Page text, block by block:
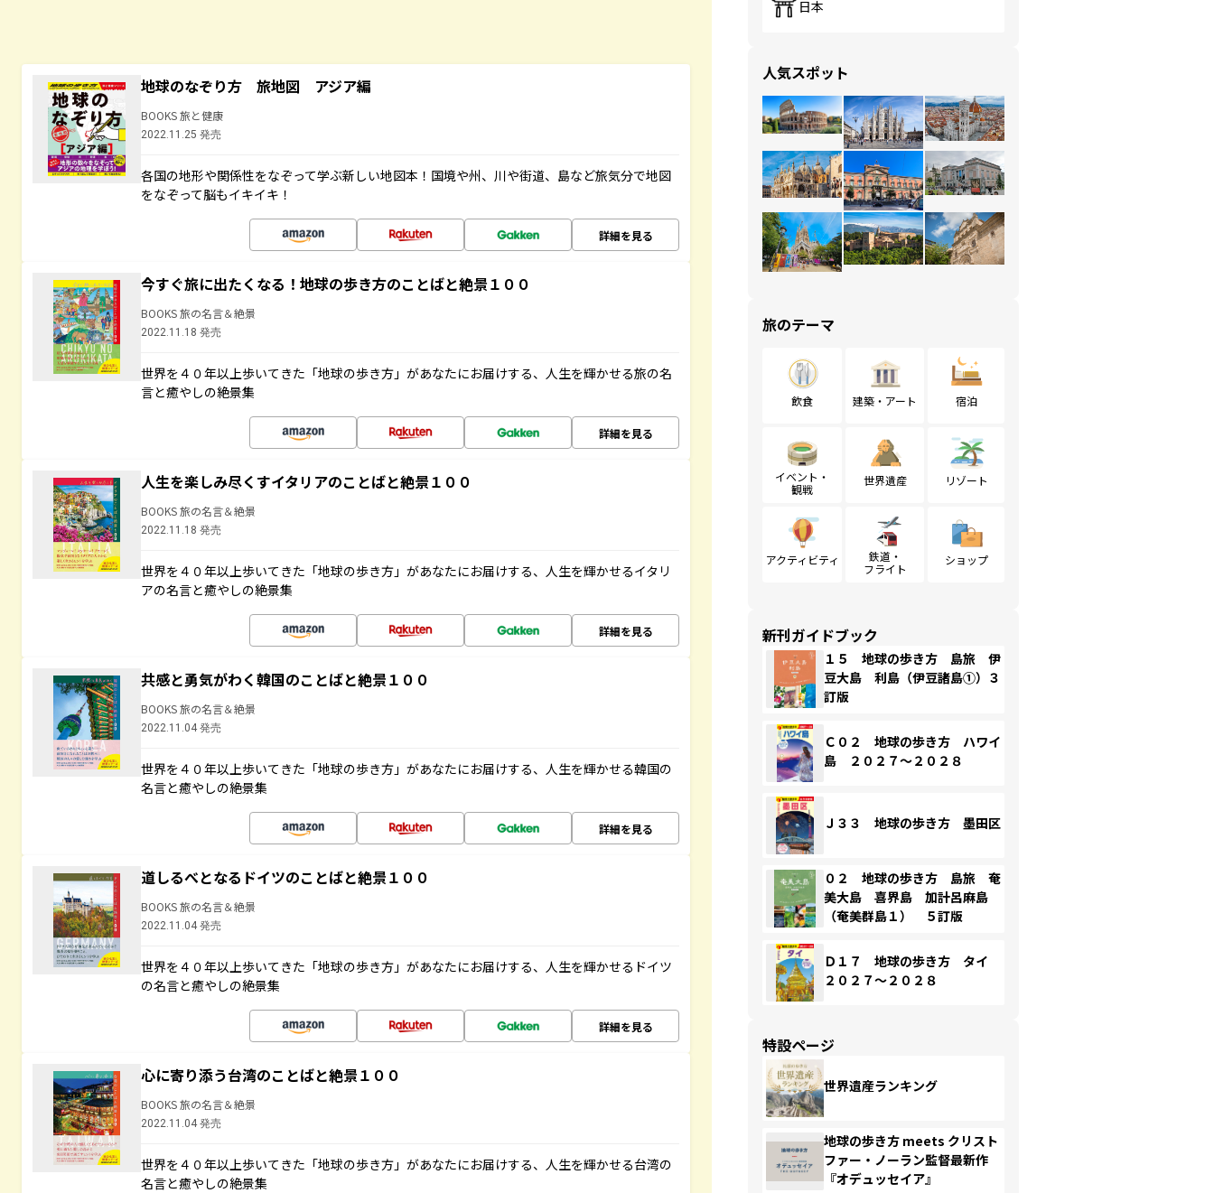
地球のなぞり方 旅地図 アジア編
BOOKS 旅と健康
2022.11.25 発売
各国の地形や関係性をなぞって学ぶ新しい地図本！国境や州、川や街道、島など旅気分で地図
をなぞって脳もイキイキ！
詳細を見る
今すぐ旅に出たくなる！地球の歩き方のことばと絶景１００
BOOKS 旅の名言＆絶景
2022.11.18 発売
世界を４０年以上歩いてきた「地球の歩き方」があなたにお届けする、人生を輝かせる旅の名
言と癒やしの絶景集
詳細を見る
人生を楽しみ尽くすイタリアのことばと絶景１００
BOOKS 旅の名言＆絶景
2022.11.18 発売
世界を４０年以上歩いてきた「地球の歩き方」があなたにお届けする、人生を輝かせるイタリ
アの名言と癒やしの絶景集
詳細を見る
共感と勇気がわく韓国のことばと絶景１００
BOOKS 旅の名言＆絶景
2022.11.04 発売
世界を４０年以上歩いてきた「地球の歩き方」があなたにお届けする、人生を輝かせる韓国の
名言と癒やしの絶景集
詳細を見る
道しるべとなるドイツのことばと絶景１００
BOOKS 旅の名言＆絶景
2022.11.04 発売
世界を４０年以上歩いてきた「地球の歩き方」があなたにお届けする、人生を輝かせるドイツ
の名言と癒やしの絶景集
詳細を見る
心に寄り添う台湾のことばと絶景１００
BOOKS 旅の名言＆絶景
2022.11.04 発売
世界を４０年以上歩いてきた「地球の歩き方」があなたにお届けする、人生を輝かせる台湾の
名言と癒やしの絶景集
日本
人気スポット
旅のテーマ
飲食 建築・アート 宿泊
イベント・
観戦
世界遺産 リゾート
アクティビティ
鉄道・
フライト
ショップ
新刊ガイドブック
１５ 地球の歩き方 島旅 伊
豆大島 利島（伊豆諸島①）３
訂版
Ｃ０２ 地球の歩き方 ハワイ
島 ２０２７～２０２８
Ｊ３３ 地球の歩き方 墨田区
０２ 地球の歩き方 島旅 奄
美大島 喜界島 加計呂麻島
（奄美群島１） ５訂版
Ｄ１７ 地球の歩き方 タイ
２０２７～２０２８
特設ページ
世界遺産ランキング
地球の歩き方 meets クリスト
ファー・ノーラン監督最新作
『オデュッセイア』